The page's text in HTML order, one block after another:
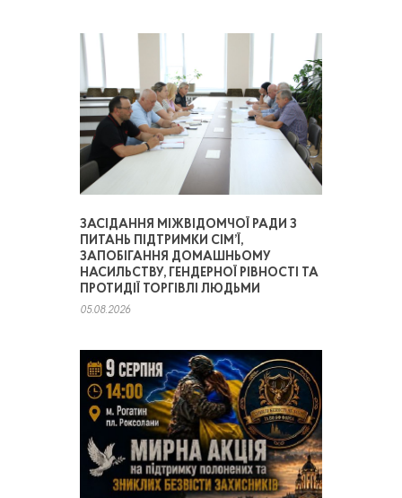
ЗАСІДАННЯ МІЖВІДОМЧОЇ РАДИ З
ПИТАНЬ ПІДТРИМКИ СІМ’Ї,
ЗАПОБІГАННЯ ДОМАШНЬОМУ
НАСИЛЬСТВУ, ГЕНДЕРНОЇ РІВНОСТІ ТА
ПРОТИДІЇ ТОРГІВЛІ ЛЮДЬМИ
05.08.2026